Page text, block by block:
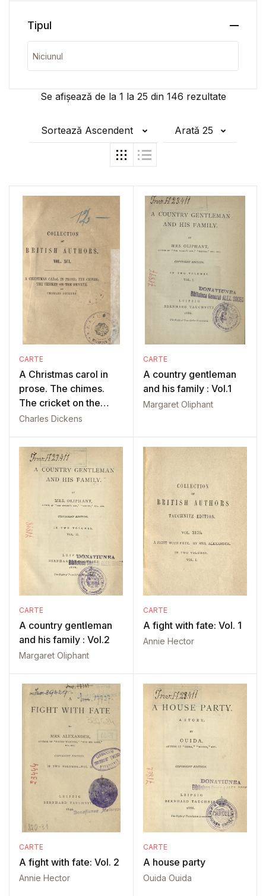
Se afișează de la 1 la 25 din 146 rezultate
Sortează Ascendent Arată 25
CARTE
A Christmas carol in
prose. The chimes.
The cricket on the
hearth
Charles Dickens
CARTE
A country gentleman
and his family : Vol.1
Margaret Oliphant
CARTE
A country gentleman
and his family : Vol.2
Margaret Oliphant
CARTE
A fight with fate: Vol. 1
Annie Hector
CARTE
A fight with fate: Vol. 2
Annie Hector
CARTE
A house party
Ouida Ouida
Tipul